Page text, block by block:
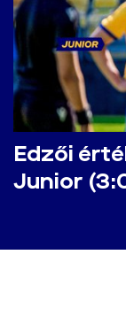
Edzői
Junior